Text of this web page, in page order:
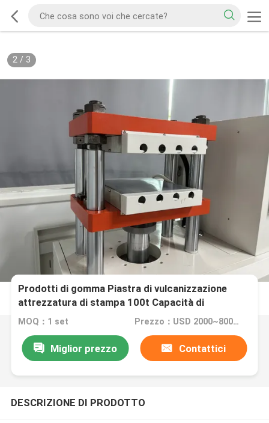
2/ 3
Prodotti di gomma Piastra di vulcanizzazione
attrezzatura di stampa 100t Capacità di
riscaldamento Tempo Temperatura normale
MOQ：1 set Prezzo：USD 2000~8000/ per set
Miglior prezzo Contattici
DESCRIZIONE DI PRODOTTO